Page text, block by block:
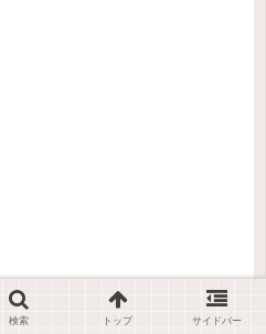
検索 トップ サイドバー